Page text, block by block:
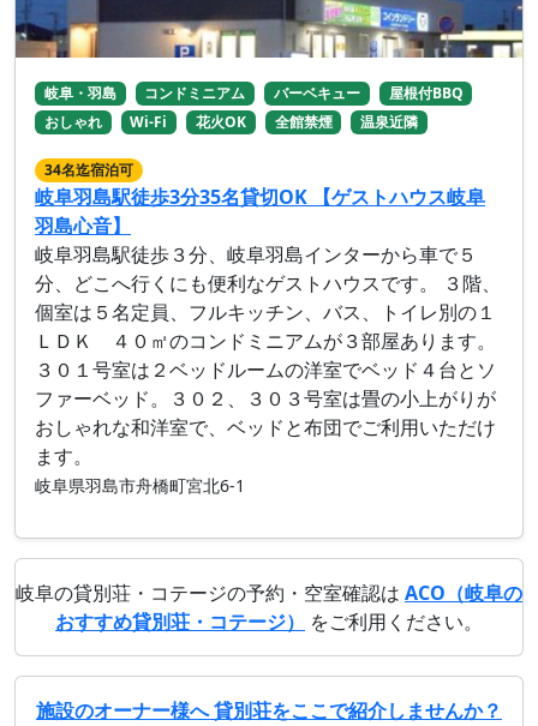
岐阜・羽島 コンドミニアム バーベキュー
屋根付BBQ
おしゃれ
Wi-Fi 花火OK 全館禁煙 温泉近隣
34名迄宿泊可
岐阜羽島駅徒歩3分35名貸切OK 【ゲストハウス岐阜
羽島心音】
岐阜羽島駅徒歩３分、岐阜羽島インターから車で５
分、どこへ行くにも便利なゲストハウスです。 ３階、
個室は５名定員、フルキッチン、バス、トイレ別の１
ＬＤＫ ４０㎡のコンドミニアムが３部屋あります。
３０１号室は２ベッドルームの洋室でベッド４台とソ
ファーベッド。３０２、３０３号室は畳の小上がりが
おしゃれな和洋室で、ベッドと布団でご利用いただけ
ます。
岐阜県羽島市舟橋町宮北6-1
岐阜の貸別荘・コテージの予約・空室確認は ACO（岐阜の
おすすめ貸別荘・コテージ）
をご利用ください。
施設のオーナー様へ 貸別荘をここで紹介しませんか？